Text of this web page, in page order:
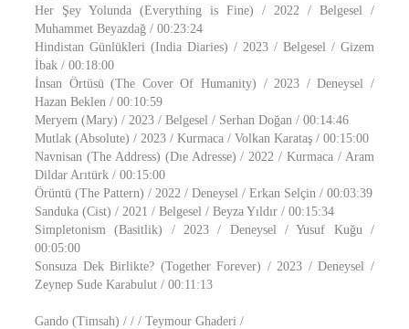
Her Şey Yolunda (Everything is Fine) / 2022 / Belgesel /
Muhammet Beyazdağ / 00:23:24
Hindistan Günlükleri (India Diaries) / 2023 / Belgesel / Gizem
İbak / 00:18:00
İnsan Örtüsü (The Cover Of Humanity) / 2023 / Deneysel /
Hazan Beklen / 00:10:59
Meryem (Mary) / 2023 / Belgesel / Serhan Doğan / 00:14:46
Mutlak (Absolute) / 2023 / Kurmaca / Volkan Karataş / 00:15:00
Navnisan (The Address) (Dıe Adresse) / 2022 / Kurmaca / Aram
Dildar Arıtürk / 00:15:00
Örüntü (The Pattern) / 2022 / Deneysel / Erkan Selçin / 00:03:39
Sanduka (Cist) / 2021 / Belgesel / Beyza Yıldır / 00:15:34
Simpletonism (Basitlik) / 2023 / Deneysel / Yusuf Kuğu /
00:05:00
Sonsuza Dek Birlikte? (Together Forever) / 2023 / Deneysel /
Zeynep Sude Karabulut / 00:11:13
Gando (Timsah) / / / Teymour Ghaderi /